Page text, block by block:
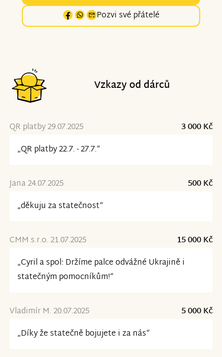
Pozvi své přátelé
Vzkazy od dárců
QR platby 29.07.2025
3 000 Kč
„QR platby 22.7. - 27.7.“
Jana 24.07.2025
500 Kč
„děkuju za statečnost“
CMM s.r.o. 21.07.2025
15 000 Kč
„Cyril a spol: Držíme palce odvážné Ukrajině i
statečným pomocníkům!“
Vladimír M. 20.07.2025
5 000 Kč
„Díky že statečně bojujete i za nás“